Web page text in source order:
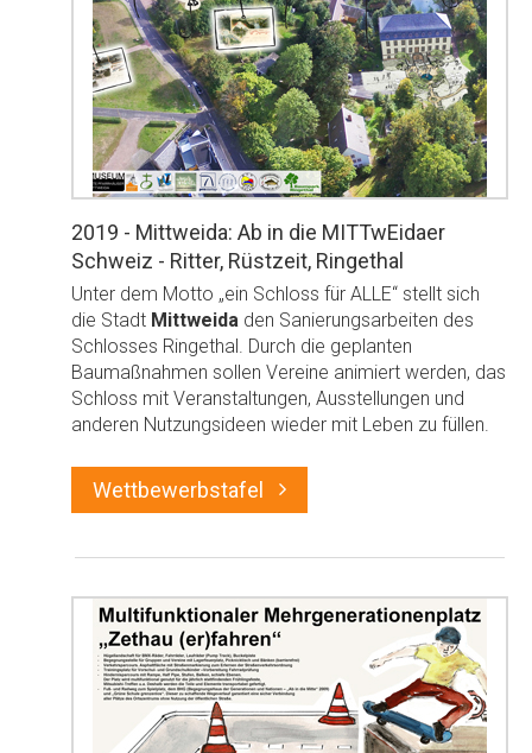
2019 - Mittweida: Ab in die MITTwEidaer
Schweiz - Ritter, Rüstzeit, Ringethal
Unter dem Motto „ein Schloss für ALLE“ stellt sich
die Stadt Mittweida den Sanierungsarbeiten des
Schlosses Ringethal. Durch die geplanten
Baumaßnahmen sollen Vereine animiert werden, das
Schloss mit Veranstaltungen, Ausstellungen und
anderen Nutzungsideen wieder mit Leben zu füllen.
Wettbewerbstafel